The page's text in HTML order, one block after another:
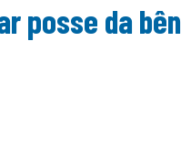
posse da